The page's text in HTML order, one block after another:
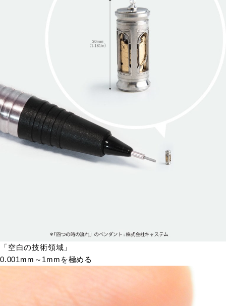
「空白の技術領域」
0.001mm～1mmを極める